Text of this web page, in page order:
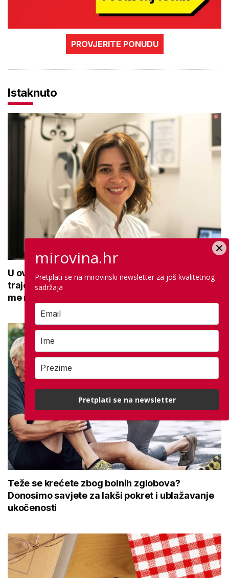
PROVJERITE PONUDU
Istaknuto
U ovoj optici rade najdetaljniji pregled vida,
traje sat vremena: Bila sam na njemu, evo što
me naučio
Teže se krećete zbog bolnih zglobova?
Donosimo savjete za lakši pokret i ublažavanje
ukočenosti
mirovina.hr
Pretplati se na mirovinski newsletter za još kvalitetnog
sadržaja
Pretplati se na newsletter